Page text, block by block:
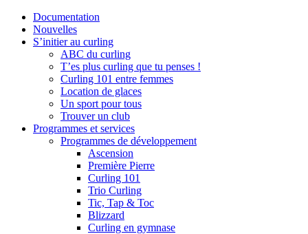
Documentation
Nouvelles
S’initier au curling
ABC du curling
T’es plus curling que tu penses !
Curling 101 entre femmes
Location de glaces
Un sport pour tous
Trouver un club
Programmes et services
Programmes de développement
Ascension
Première Pierre
Curling 101
Trio Curling
Tic, Tap & Toc
Blizzard
Curling en gymnase